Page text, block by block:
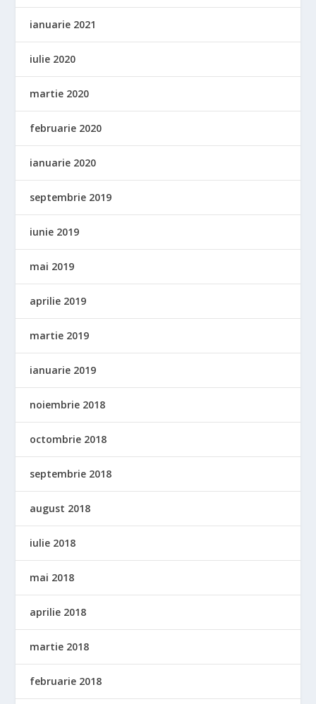
ianuarie 2021
iulie 2020
martie 2020
februarie 2020
ianuarie 2020
septembrie 2019
iunie 2019
mai 2019
aprilie 2019
martie 2019
ianuarie 2019
noiembrie 2018
octombrie 2018
septembrie 2018
august 2018
iulie 2018
mai 2018
aprilie 2018
martie 2018
februarie 2018